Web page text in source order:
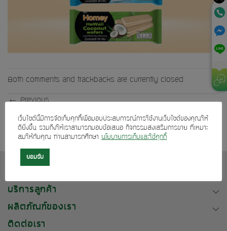
Both comments and trackbacks are currently closed.
←Previous
Next →
บริการลูกค้า
ผลิตภัณฑ์ของเรา
ติดต่อเรา
เว็บไซต์นี้มีการจัดเก็บคุกกี้เพื่อมอบประสบการณ์การใช้งานเว็บไซต์ของคุณให้
ดียิ่งขึ้น รวมถึงให้เราสามารถมอบข้อเสนอ กิจกรรมส่งเสริมการขาย ที่เหมาะ
สมให้กับคุณ ท่านสามารถศึกษา นโยบายการเก็บและใช้คุกกี้
ยอมรับ